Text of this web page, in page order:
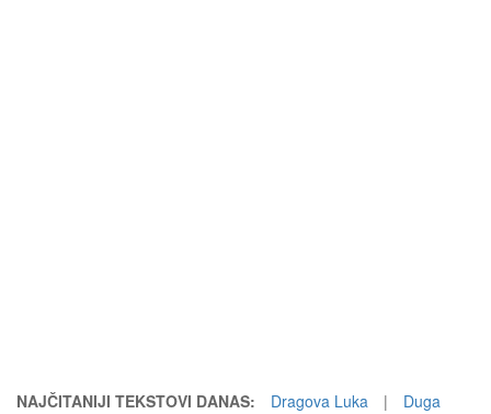
NAJČITANIJI TEKSTOVI DANAS: Dragova Luka |
Duga